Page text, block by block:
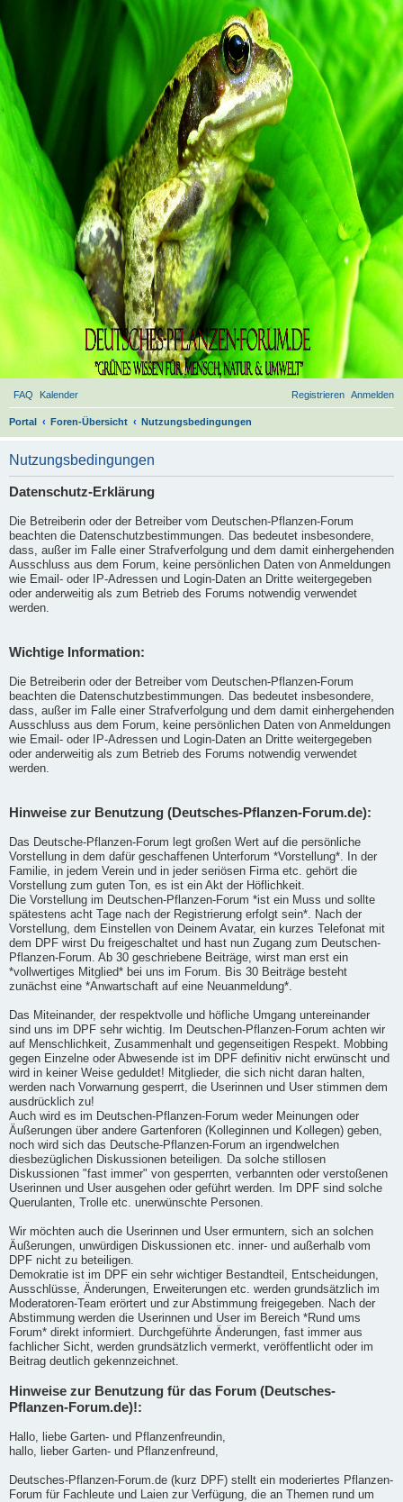
FAQ Kalender Anmelden
Registrieren
Portal Foren-Übersicht Nutzungsbedingungen
Nutzungsbedingungen
Datenschutz-Erklärung
Die Betreiberin oder der Betreiber vom Deutschen-Pflanzen-Forum
beachten die Datenschutzbestimmungen. Das bedeutet insbesondere,
dass, außer im Falle einer Strafverfolgung und dem damit einhergehenden
Ausschluss aus dem Forum, keine persönlichen Daten von Anmeldungen
wie Email- oder IP-Adressen und Login-Daten an Dritte weitergegeben
oder anderweitig als zum Betrieb des Forums notwendig verwendet
werden.
Wichtige Information:
Die Betreiberin oder der Betreiber vom Deutschen-Pflanzen-Forum
beachten die Datenschutzbestimmungen. Das bedeutet insbesondere,
dass, außer im Falle einer Strafverfolgung und dem damit einhergehenden
Ausschluss aus dem Forum, keine persönlichen Daten von Anmeldungen
wie Email- oder IP-Adressen und Login-Daten an Dritte weitergegeben
oder anderweitig als zum Betrieb des Forums notwendig verwendet
werden.
Hinweise zur Benutzung (Deutsches-Pflanzen-Forum.de):
Das Deutsche-Pflanzen-Forum legt großen Wert auf die persönliche
Vorstellung in dem dafür geschaffenen Unterforum *Vorstellung*. In der
Familie, in jedem Verein und in jeder seriösen Firma etc. gehört die
Vorstellung zum guten Ton, es ist ein Akt der Höflichkeit.
Die Vorstellung im Deutschen-Pflanzen-Forum *ist ein Muss und sollte
spätestens acht Tage nach der Registrierung erfolgt sein*. Nach der
Vorstellung, dem Einstellen von Deinem Avatar, ein kurzes Telefonat mit
dem DPF wirst Du freigeschaltet und hast nun Zugang zum Deutschen-
Pflanzen-Forum. Ab 30 geschriebene Beiträge, wirst man erst ein
*vollwertiges Mitglied* bei uns im Forum. Bis 30 Beiträge besteht
zunächst eine *Anwartschaft auf eine Neuanmeldung*.
Das Miteinander, der respektvolle und höfliche Umgang untereinander
sind uns im DPF sehr wichtig. Im Deutschen-Pflanzen-Forum achten wir
auf Menschlichkeit, Zusammenhalt und gegenseitigen Respekt. Mobbing
gegen Einzelne oder Abwesende ist im DPF definitiv nicht erwünscht und
wird in keiner Weise geduldet! Mitglieder, die sich nicht daran halten,
werden nach Vorwarnung gesperrt, die Userinnen und User stimmen dem
ausdrücklich zu!
Auch wird es im Deutschen-Pflanzen-Forum weder Meinungen oder
Äußerungen über andere Gartenforen (Kolleginnen und Kollegen) geben,
noch wird sich das Deutsche-Pflanzen-Forum an irgendwelchen
diesbezüglichen Diskussionen beteiligen. Da solche stillosen
Diskussionen "fast immer" von gesperrten, verbannten oder verstoßenen
Userinnen und User ausgehen oder geführt werden. Im DPF sind solche
Querulanten, Trolle etc. unerwünschte Personen.
Wir möchten auch die Userinnen und User ermuntern, sich an solchen
Äußerungen, unwürdigen Diskussionen etc. inner- und außerhalb vom
DPF nicht zu beteiligen.
Demokratie ist im DPF ein sehr wichtiger Bestandteil, Entscheidungen,
Ausschlüsse, Änderungen, Erweiterungen etc. werden grundsätzlich im
Moderatoren-Team erörtert und zur Abstimmung freigegeben. Nach der
Abstimmung werden die Userinnen und User im Bereich *Rund ums
Forum* direkt informiert. Durchgeführte Änderungen, fast immer aus
fachlicher Sicht, werden grundsätzlich vermerkt, veröffentlicht oder im
Beitrag deutlich gekennzeichnet.
Hinweise zur Benutzung für das Forum (Deutsches-
Pflanzen-Forum.de)!:
Hallo, liebe Garten- und Pflanzenfreundin,
hallo, lieber Garten- und Pflanzenfreund,
Deutsches-Pflanzen-Forum.de (kurz DPF) stellt ein moderiertes Pflanzen-
Forum für Fachleute und Laien zur Verfügung, die an Themen rund um